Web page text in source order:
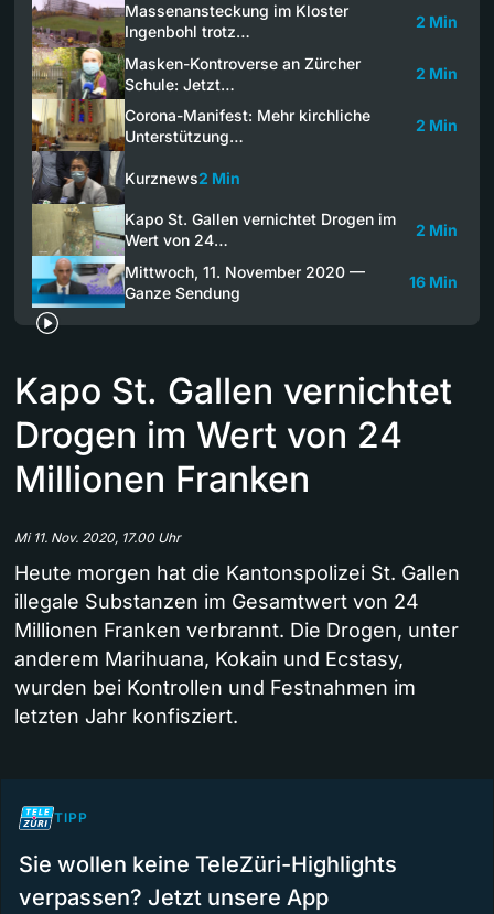
Massenansteckung im Kloster
Ingenbohl trotz…
2 Min
Masken-Kontroverse an Zürcher
Schule: Jetzt…
2 Min
Corona-Manifest: Mehr kirchliche
Unterstützung…
2 Min
Kurznews2 Min
Kapo St. Gallen vernichtet Drogen im
Wert von 24…
2 Min
Mittwoch, 11. November 2020 —
Ganze Sendung
16 Min
Kapo St. Gallen vernichtet
Drogen im Wert von 24
Millionen Franken
Mi 11. Nov. 2020, 17.00 Uhr
Heute morgen hat die Kantonspolizei St. Gallen
illegale Substanzen im Gesamtwert von 24
Millionen Franken verbrannt. Die Drogen, unter
anderem Marihuana, Kokain und Ecstasy,
wurden bei Kontrollen und Festnahmen im
letzten Jahr konfisziert.
TIPP
Sie wollen keine TeleZüri-Highlights
verpassen? Jetzt unsere App